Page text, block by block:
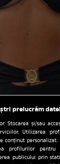
prelucrăm
Stocarea și/sau
Utilizarea
conținut
profilurilor pentru
publicului prin